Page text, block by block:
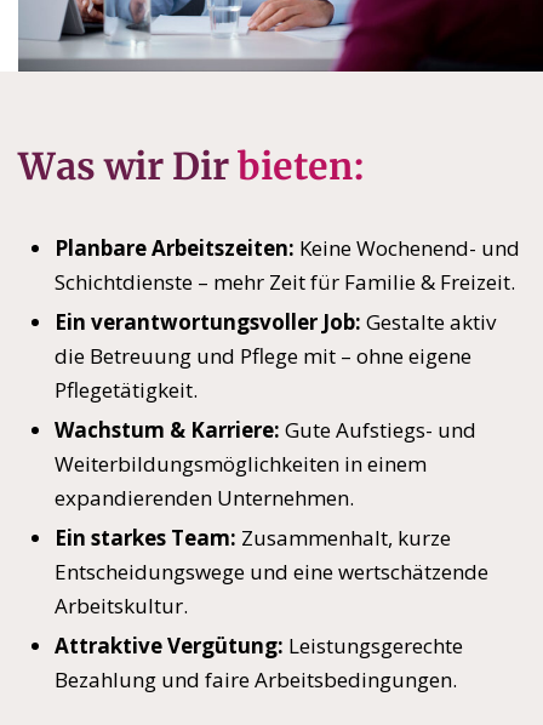
Was wir Dirbieten:
Planbare Arbeitszeiten: Keine Wochenend- und
Schichtdienste – mehr Zeit für Familie & Freizeit.
Ein verantwortungsvoller Job: Gestalte aktiv
die Betreuung und Pflege mit – ohne eigene
Pflegetätigkeit.
Wachstum & Karriere: Gute Aufstiegs- und
Weiterbildungsmöglichkeiten in einem
expandierenden Unternehmen.
Ein starkes Team: Zusammenhalt, kurze
Entscheidungswege und eine wertschätzende
Arbeitskultur.
Attraktive Vergütung: Leistungsgerechte
Bezahlung und faire Arbeitsbedingungen.